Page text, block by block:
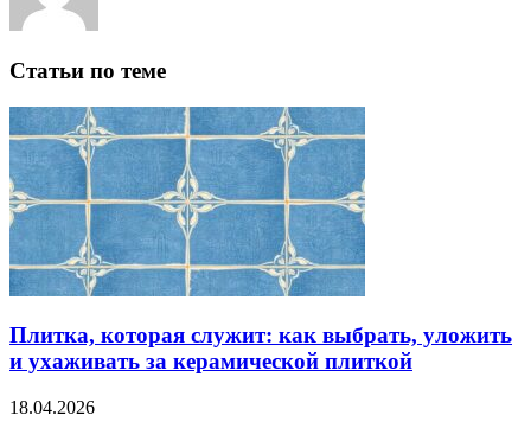
Статьи по теме
Плитка, которая служит: как выбрать, уложить
и ухаживать за керамической плиткой
18.04.2026